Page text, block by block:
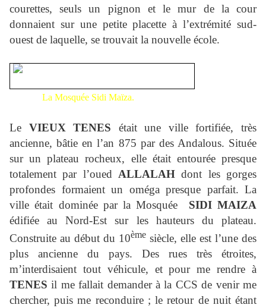
courettes, seuls un pignon et le mur de la cour
donnaient sur une petite placette à l’extrémité sud-
ouest de laquelle, se trouvait la nouvelle école.
La Mosquée Sidi Maïza.
Le VIEUX TENES était une ville fortifiée, très
ancienne, bâtie en l’an 875 par des Andalous. Située
sur un plateau rocheux, elle était entourée presque
totalement par l’oued ALLALAH dont les gorges
profondes formaient un oméga presque parfait. La
ville était dominée par la Mosquée
SIDI MAIZA
édifiée au Nord-Est sur les hauteurs du plateau.
Construite au début du 10ème siècle, elle est l’une des
plus ancienne du pays. Des rues très étroites,
m’interdisaient tout véhicule, et pour me rendre à
TENES il me fallait demander à la CCS de venir me
chercher, puis me reconduire ; le retour de nuit étant